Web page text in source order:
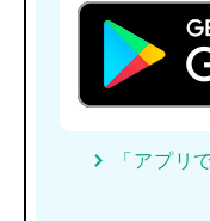
「アプリ